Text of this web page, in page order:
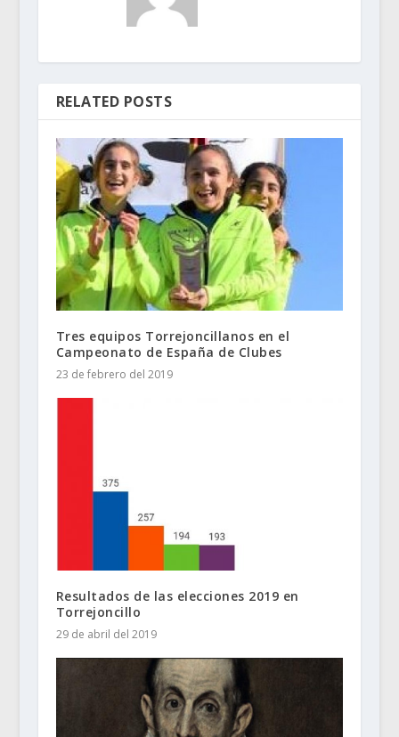
RELATED POSTS
Tres equipos Torrejoncillanos en el
Campeonato de España de Clubes
23 de febrero del 2019
Resultados de las elecciones 2019 en
Torrejoncillo
29 de abril del 2019